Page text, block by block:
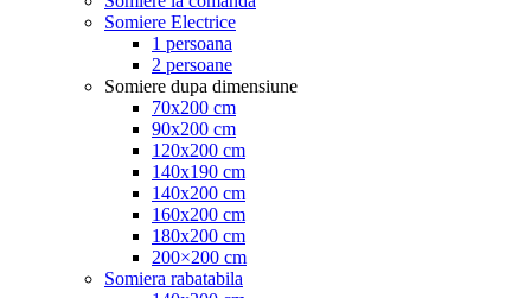
Somiere Electrice
1 persoana
2 persoane
Somiere dupa dimensiune
70x200 cm
90x200 cm
120x200 cm
140x190 cm
140x200 cm
160x200 cm
180x200 cm
200×200 cm
Somiera rabatabila